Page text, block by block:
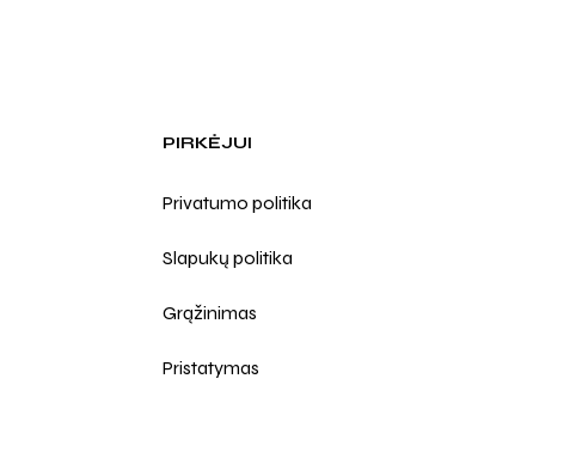
PIRKĖJUI
Privatumo politika
Slapukų politika
Grąžinimas
Pristatymas